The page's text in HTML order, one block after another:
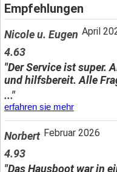
Empfehlungen
Nicole u. Eugen April
4.63
"Der Service ist super.
und hilfsbereit. Alle
..."
erfahren sie mehr
Norbert Februar 2026
4.93
"Das Hausboot war in